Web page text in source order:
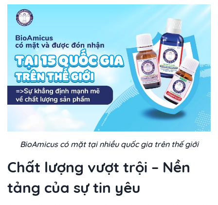
BioAmicus có mặt tại nhiều quốc gia trên thế giới
Chất lượng vượt trội – Nền
tảng của sự tin yêu